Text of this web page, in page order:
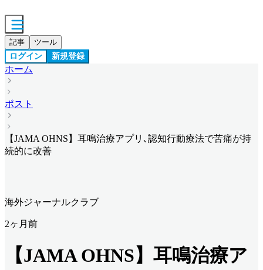
記事 ツール
ログイン 新規登録
ホーム
ポスト
【JAMA OHNS】耳鳴治療アプリ､認知行動療法で苦痛が持
続的に改善
海外ジャーナルクラブ
2ヶ月前
【JAMA OHNS】耳鳴治療ア